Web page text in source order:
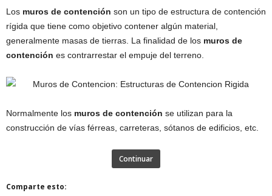
Los muros de contención son un tipo de estructura de contención
rígida que tiene como objetivo contener algún material,
generalmente masas de tierras. La finalidad de los muros de
contención es contrarrestar el empuje del terreno.
Normalmente los muros de contención se utilizan para la
construcción de vías férreas, carreteras, sótanos de edificios, etc.
Continuar
Comparte esto: